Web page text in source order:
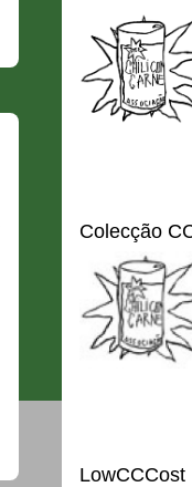
Colecção
LowCCCost